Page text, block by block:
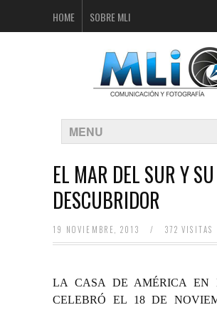
HOME SOBRE MLI
MENU
EL MAR DEL SUR Y SU
DESCUBRIDOR
19 NOVIEMBRE, 2013 / 372 VISITAS
LA CASA DE AMÉRICA EN
CELEBRÓ EL 18 DE